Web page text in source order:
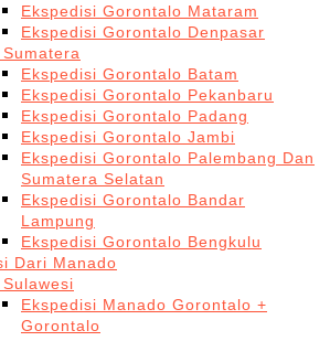
Ekspedisi Gorontalo Mataram
Ekspedisi Gorontalo Denpasar
Sumatera
Ekspedisi Gorontalo Batam
Ekspedisi Gorontalo Pekanbaru
Ekspedisi Gorontalo Padang
Ekspedisi Gorontalo Jambi
Ekspedisi Gorontalo Palembang Dan
Sumatera Selatan
Ekspedisi Gorontalo Bandar
Lampung
Ekspedisi Gorontalo Bengkulu
Dari Manado
Sulawesi
Ekspedisi Manado Gorontalo +
Gorontalo